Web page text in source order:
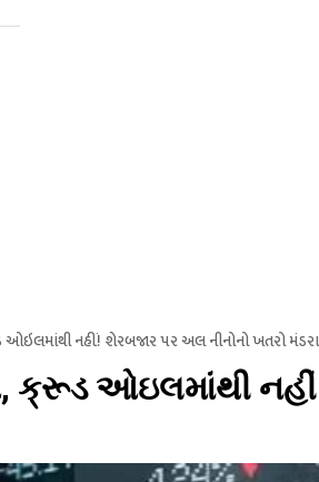
નહીં! શેરબજાર પર અલ નીનોનો ખતરો
ઓઇલમાંથી